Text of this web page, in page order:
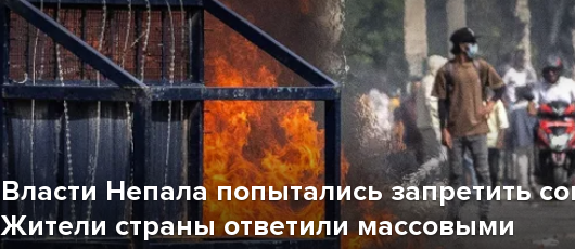
Власти Непала попытались запретить
Жители страны ответили массовыми